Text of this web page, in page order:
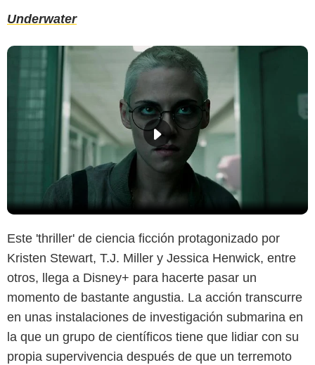
Underwater
Este 'thriller' de ciencia ficción protagonizado por
Kristen Stewart, T.J. Miller y Jessica Henwick, entre
otros, llega a Disney+ para hacerte pasar un
momento de bastante angustia. La acción transcurre
en unas instalaciones de investigación submarina en
la que un grupo de científicos tiene que lidiar con su
propia supervivencia después de que un terremoto